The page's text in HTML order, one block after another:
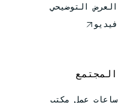
العرض التوضيحي
فيديو
المجتمع
ساعات عمل مكتب